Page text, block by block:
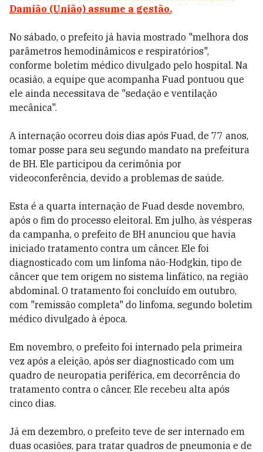
Damião (União) assume a gestão.
No sábado, o prefeito já havia mostrado "melhora dos
parâmetros hemodinâmicos e respiratórios",
conforme boletim médico divulgado pelo hospital. Na
ocasião, a equipe que acompanha Fuad pontuou que
ele ainda necessitava de "sedação e ventilação
mecânica".
A internação ocorreu dois dias após Fuad, de 77 anos,
tomar posse para seu segundo mandato na prefeitura
de BH. Ele participou da cerimônia por
videoconferência, devido a problemas de saúde.
Esta é a quarta internação de Fuad desde novembro,
após o fim do processo eleitoral. Em julho, às vésperas
da campanha, o prefeito de BH anunciou que havia
iniciado tratamento contra um câncer. Ele foi
diagnosticado com um linfoma não-Hodgkin, tipo de
câncer que tem origem no sistema linfático, na região
abdominal. O tratamento foi concluído em outubro,
com "remissão completa" do linfoma, segundo boletim
médico divulgado à época.
Em novembro, o prefeito foi internado pela primeira
vez após a eleição, após ser diagnosticado com um
quadro de neuropatia periférica, em decorrência do
tratamento contra o câncer. Ele recebeu alta após
cinco dias.
Já em dezembro, o prefeito teve de ser internado em
duas ocasiões, para tratar quadros de pneumonia e de